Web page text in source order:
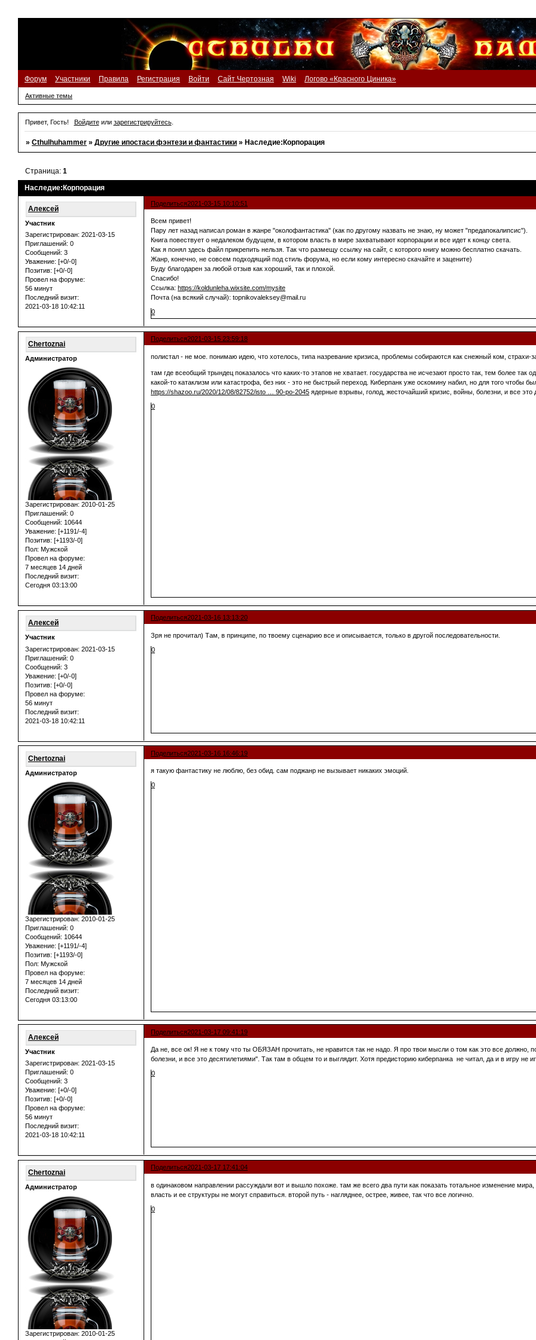
Форум Участники Правила Регистрация Войти Сайт Чертозная Wiki Логово «Красного Циника»
Активные темы
Привет, Гость! Войдитеили зарегистрируйтесь.
»Cthulhuhammer »Другие ипостаси фэнтези и фантастики »Наследие:Корпорация
Наследие:Корпорация
Страница:1
Поделиться2021-03-15 10:10:51
Алексей
Участник
Зарегистрирован: 2021-03-15
Приглашений: 0
Сообщений: 3
Уважение: [+0/-0]
Позитив: [+0/-0]
Провел на форуме:
56 минут
Последний визит:
2021-03-18 10:42:11
Всем привет!
Пару лет назад написал роман в жанре "околофантастика" (как по другому назвать не знаю, ну может "предапокалипсис").
Книга повествует о недалеком будущем, в котором власть в мире захватывают корпорации и все идет к концу света.
Как я понял здесь файл прикрепить нельзя. Так что размещу ссылку на сайт, с которого книгу можно бесплатно скачать.
Жанр, конечно, не совсем подходящий под стиль форума, но если кому интересно скачайте и зацените)
Буду благодарен за любой отзыв как хороший, так и плохой.
Спасибо!
Ссылка: https://koldunleha.wixsite.com/mysite
Почта (на всякий случай): topnikovaleksey@mail.ru
0
Поделиться2021-03-15 23:59:18
Chertoznai
Администратор
Зарегистрирован: 2010-01-25
Приглашений: 0
Сообщений: 10644
Уважение: [+1191/-4]
Позитив: [+1193/-0]
Пол: Мужской
Провел на форуме:
7 месяцев 14 дней
Последний визит:
Сегодня 03:13:00
полистал - не мое. понимаю идею, что хотелось, типа назревание кризиса, проблемы собираются как снежный ком,
там где всеобщий трындец показалось что каких-то этапов не хватает. государства не исчезают просто так, тем более
какой-то катаклизм или катастрофа, без них - это не быстрый переход. Киберпанк уже оскомину набил, но для того чтобы
https://shazoo.ru/2020/12/08/82752/isto … 90-po-2045 ядерные взрывы, голод, жесточайший кризис, войны, болезни, и все это
0
Поделиться2021-03-16 13:13:20
Алексей
Участник
Зарегистрирован: 2021-03-15
Приглашений: 0
Сообщений: 3
Уважение: [+0/-0]
Позитив: [+0/-0]
Провел на форуме:
56 минут
Последний визит:
2021-03-18 10:42:11
Зря не прочитал) Там, в принципе, по твоему сценарию все и описывается, только в другой последовательности.
0
Поделиться2021-03-16 16:46:19
Chertoznai
Администратор
Зарегистрирован: 2010-01-25
Приглашений: 0
Сообщений: 10644
Уважение: [+1191/-4]
Позитив: [+1193/-0]
Пол: Мужской
Провел на форуме:
7 месяцев 14 дней
Последний визит:
Сегодня 03:13:00
я такую фантастику не люблю, без обид. сам поджанр не вызывает никаких эмоций.
0
Поделиться2021-03-17 09:41:19
Алексей
Участник
Зарегистрирован: 2021-03-15
Приглашений: 0
Сообщений: 3
Уважение: [+0/-0]
Позитив: [+0/-0]
Провел на форуме:
56 минут
Последний визит:
2021-03-18 10:42:11
Да не, все ок! Я не к тому что ты ОБЯЗАН прочитать, не нравится так не надо. Я про твои мысли о том как это все должно,
болезни, и все это десятилетиями". Так там в общем то и выглядит. Хотя предисторию киберпанка не читал, да и в игру не
0
Поделиться2021-03-17 17:41:04
Chertoznai
Администратор
Зарегистрирован: 2010-01-25
в одинаковом направлении рассуждали вот и вышло похоже. там же всего два пути как показать тотальное изменение
власть и ее структуры не могут справиться. второй путь - нагляднее, острее, живее, так что все логично.
0